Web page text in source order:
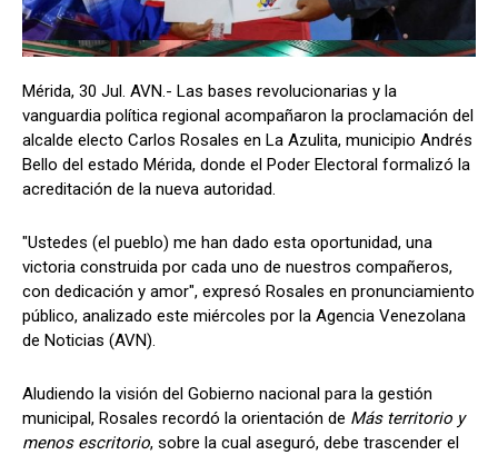
Mérida, 30 Jul. AVN.- Las bases revolucionarias y la
vanguardia política regional acompañaron la proclamación del
alcalde electo Carlos Rosales en La Azulita, municipio Andrés
Bello del estado Mérida, donde el Poder Electoral formalizó la
acreditación de la nueva autoridad.
"Ustedes (el pueblo) me han dado esta oportunidad, una
victoria construida por cada uno de nuestros compañeros,
con dedicación y amor", expresó Rosales en pronunciamiento
público, analizado este miércoles por la Agencia Venezolana
de Noticias (AVN).
Aludiendo la visión del Gobierno nacional para la gestión
municipal, Rosales recordó la orientación de Más territorio y
menos escritorio, sobre la cual aseguró, debe trascender el